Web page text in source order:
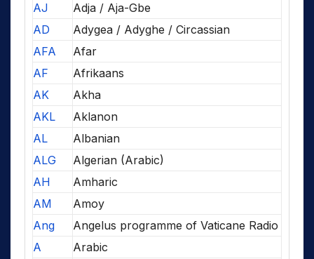
AJ
Adja / Aja-Gbe
AD
Adygea / Adyghe / Circassian
AFA
Afar
AF
Afrikaans
AK
Akha
AKL
Aklanon
AL
Albanian
ALG
Algerian (Arabic)
AH
Amharic
AM
Amoy
Ang
Angelus programme of Vaticane Radio
A
Arabic